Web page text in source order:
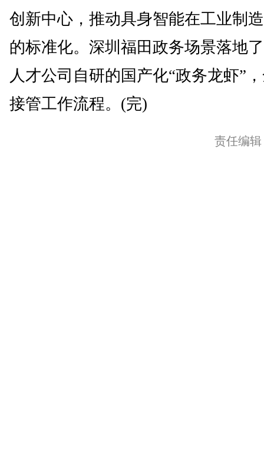
创新中心，推动具身智能在工业制
的标准化。深圳福田政务场景落地
人才公司自研的国产化“政务龙虾”
接管工作流程。(完)
责任编